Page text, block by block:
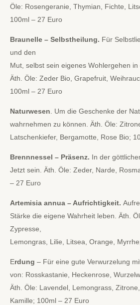
Öle: Rosengeranie, Thymian, Fichte,
100ml – 27 Euro
Braunelle – Selbstheilung. Für
und den
Mut, selbst sein eigenes Wohlergehen in
Äth. Öle: Zeder Bio, Grapefruit,
100ml – 27 Euro
Naturwesen . Um die Geschenke der
wahrnehmen zu können. Äth. Öle:
Latschenkiefer, Bergamotte, Rose Bio;
Brennnessel – Präsenz. In der
Jetzt sein. Äth. Öle: Zeder, Narde,
– 27 Euro
Artemisia annua – Aufrichtigkeit.
Stärke die eigene Wahrheit leben. Äth.
Zypresse,
Lemongras, Lilie, Litsea, Orange,
Erdung – Für eine gute Verwurzelung
von: Rosskastanie, Heckenrose,
Äth. Öle: Lavendel, Lemongrass,
Kamille; 100ml – 27 Euro